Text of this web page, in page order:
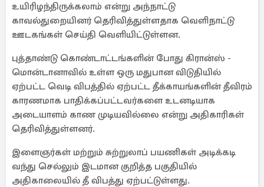
உயிரிழந்திருக்கலாம் என்று அந்நாட்டு
காவல்துறையினர் தெரிவித்துள்ளதாக வெளிநாட்டு
ஊடகங்கள் செய்தி வெளியிட்டுள்ளன.
புத்தாண்டு கொண்டாட்டங்களின் போது கிரான்ஸ் -
மொன்டானாவில் உள்ள ஒரு மதுபான விடுதியில்
ஏற்பட்ட வெடி விபத்தில் ஏற்பட்ட தீக்காயங்களின் தீவிரம்
காரணமாக பாதிக்கப்பட்டவர்களை உடனடியாக
அடையாளம் காண முடியவில்லை என்று அதிகாரிகள்
தெரிவித்துள்ளனர்.
இளைஞர்கள் மற்றும் சுற்றுலாப் பயணிகள் அடிக்கடி
வந்து செல்லும் இடமான குறித்த பகுதியில்
அதிகாலையில் தீ விபத்து ஏற்பட்டுள்ளது.